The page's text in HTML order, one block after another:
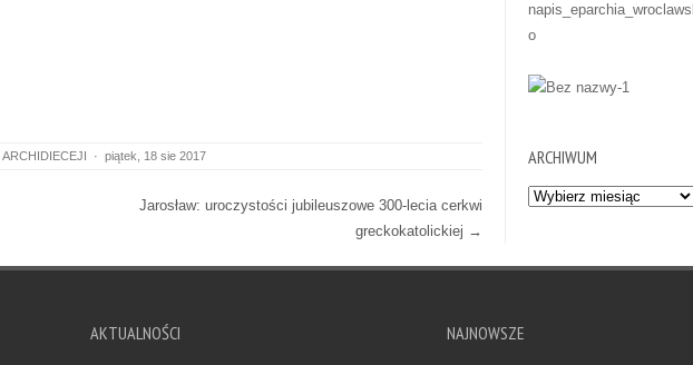
ARCHIDIECEJI · piątek, 18 sie 2017
Jarosław: uroczystości jubileuszowe 300-lecia cerkwi
greckokatolickiej →
ARCHIWUM
Archiwum
AKTUALNOŚCI NAJNOWSZE